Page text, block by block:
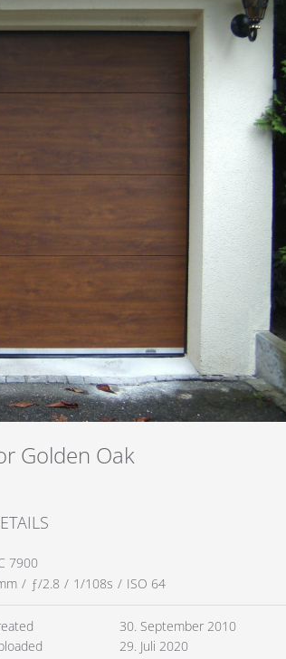
Golden Oak
7900
/ ƒ/2.8 / 1/108s / ISO 64
30. September 2010
29. Juli 2020